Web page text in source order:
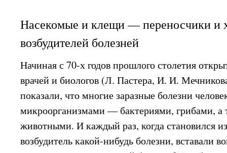
Насекомые и клещи — переносчики и
возбудителей болезней
Начиная с 70-х годов прошлого столетия
врачей и биологов (Л. Пастера, И. И.
показали, что многие заразные болезни
микроорганизмами — бактериями, грибами,
животными. И каждый раз, когда становился
возбудитель какой-нибудь болезни, вставали